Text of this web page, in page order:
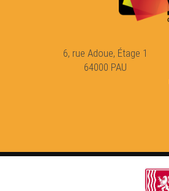
6, rue Adoue, Étage 1
64000 PAU